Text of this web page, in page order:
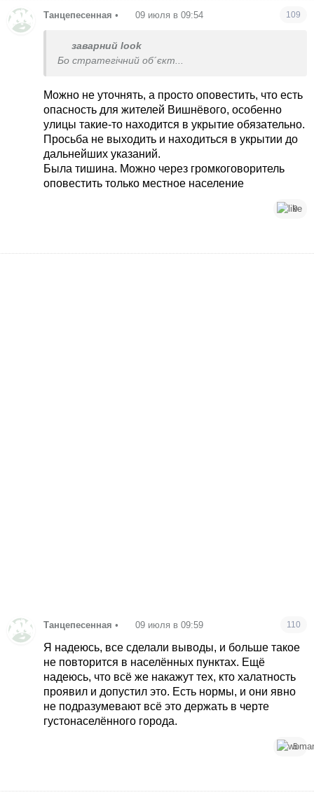
Танцепесенная • 09 июля в 09:54 109
заварний look
Бо стратегічний об´єкт...
Можно не уточнять, а просто оповестить, что есть
опасность для жителей Вишнёвого, особенно
улицы такие-то находится в укрытие обязательно.
Просьба не выходить и находиться в укрытии до
дальнейших указаний.
Была тишина. Можно через громкоговоритель
оповестить только местное население
9
Танцепесенная • 09 июля в 09:59 110
Я надеюсь, все сделали выводы, и больше такое
не повторится в населённых пунктах. Ещё
надеюсь, что всё же накажут тех, кто халатность
проявил и допустил это. Есть нормы, и они явно
не подразумевают всё это держать в черте
густонаселённого города.
5